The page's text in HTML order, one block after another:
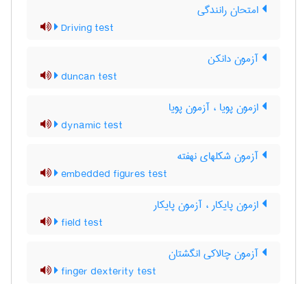
امتحان رانندگی
Driving test
آزمون دانکن
duncan test
ازمون پویا ، آزمون پویا
dynamic test
آزمون شکلهای نهفته
embedded figures test
ازمون پایکار ، آزمون پایکار
field test
آزمون چالاکی انگشتان
finger dexterity test